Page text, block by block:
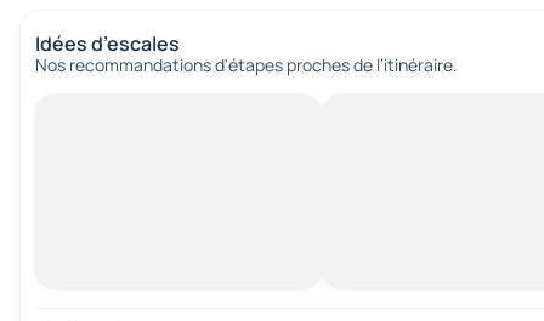
Idées d’escales
Nos recommandations d'étapes proches de l’itinéraire.